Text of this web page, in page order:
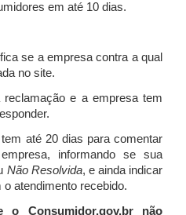
em até 10 dias.
se a empresa contra a qual
no site.
e a empresa tem
até 20 dias para comentar
informando se sua
Não Resolvida, e ainda indicar
atendimento recebido.
o Consumidor.gov.br não